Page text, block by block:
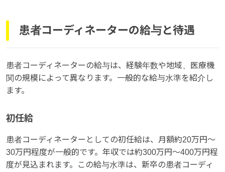
患者コーディネーターの給与と待遇
患者コーディネーターの給与は、経験年数や地域、医療機
関の規模によって異なります。一般的な給与水準を紹介し
ます。
初任給
患者コーディネーターとしての初任給は、月額約20万円〜
30万円程度が一般的です。年収では約300万円〜400万円程
度が見込まれます。この給与水準は、新卒の患者コーディ